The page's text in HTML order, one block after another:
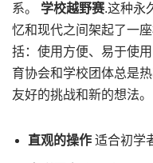
系。 学校越野赛.这种永
忆和现代之间架起了一
括：使用方便、易于使用
育协会和学校团体总是
友好的挑战和新的想法。
直观的操作 适合初学